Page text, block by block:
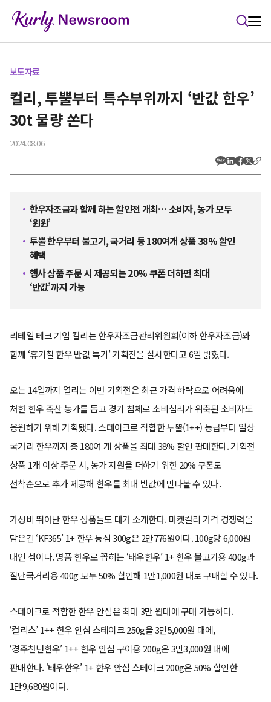
보도자료
컬리, 투뿔부터 특수부위까지 ‘반값 한우’
30t 물량 쏜다
2024.08.06
한우자조금과 함께 하는 할인전 개최… 소비자, 농가 모두
‘윈윈’
투뿔 한우부터 불고기, 국거리 등 180여개 상품 38% 할인
혜택
행사 상품 주문 시 제공되는 20% 쿠폰 더하면 최대
‘반값’까지 가능
리테일 테크 기업 컬리는 한우자조금관리위원회(이하 한우자조금)와
함께 ‘휴가철 한우 반값 특가’ 기획전을 실시한다고 6일 밝혔다.
오는 14일까지 열리는 이번 기획전은 최근 가격 하락으로 어려움에
처한 한우 축산 농가를 돕고 경기 침체로 소비심리가 위축된 소비자도
응원하기 위해 기획됐다. 스테이크로 적합한 투뿔(1++) 등급부터 일상
국거리 한우까지 총 180여 개 상품을 최대 38% 할인 판매한다. 기획전
상품 1개 이상 주문 시, 농가 지원을 더하기 위한 20% 쿠폰도
선착순으로 추가 제공해 한우를 최대 반값에 만나볼 수 있다.
가성비 뛰어난 한우 상품들도 대거 소개한다. 마켓컬리 가격 경쟁력을
담은긴 ‘KF365’ 1+ 한우 등심 300g은 2만776원이다. 100g당 6,000원
대인 셈이다. 명품 한우로 꼽히는 ‘태우한우’ 1+ 한우 불고기용 400g과
절단국거리용 400g 모두 50% 할인해 1만1,000원 대로 구매할 수 있다.
스테이크로 적합한 한우 안심은 최대 3만 원대에 구매 가능하다.
‘컬리스’ 1++ 한우 안심 스테이크 250g을 3만5,000원 대에,
‘경주천년한우’ 1++ 한우 안심 구이용 200g은 3만3,000원 대에
판매한다. '태우한우’ 1+ 한우 안심 스테이크 200g은 50% 할인한
1만9,680원이다.